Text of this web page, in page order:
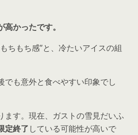
かったです。
ちもち感”と、冷たいアイスの組
でも意外と食べやすい印象でし
す。現在、ガストの雪見だいふ
定終了している可能性が高いで